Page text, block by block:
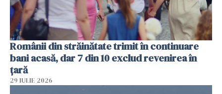
Românii din străinătate trimit în continuare
bani acasă, dar 7 din 10 exclud revenirea în
țară
29 IULIE 2026